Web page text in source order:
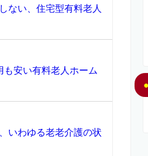
ない、住宅型有料老人
安い有料老人ホーム
いわゆる老老介護の状